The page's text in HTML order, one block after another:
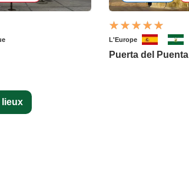
L'Europe
Puerta del Puenta
lieux